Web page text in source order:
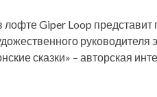
Giper Loop представит
руководителя
сказки» – авторская